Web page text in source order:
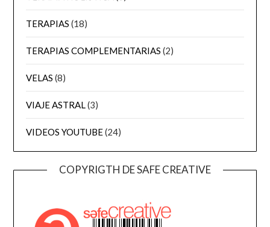
TERAPIAS (18)
TERAPIAS COMPLEMENTARIAS (2)
VELAS (8)
VIAJE ASTRAL (3)
VIDEOS YOUTUBE(24)
COPYRIGTH DE SAFE CREATIVE